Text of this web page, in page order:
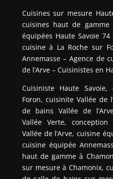
Cuisines sur mesure
cuisines haut de gamme
équipées Haute Savoie
cuisine à La Roche sur
Annemasse – Agence de
de l’Arve – Cuisinistes en
Cuisiniste Haute
Foron, cuisinite Vallée de
de bains Vallée de
Vallée Verte,
Vallée de l’Arve, cuisine
cuisine équipée
haut de gamme à
sur mesure à Chamonix,